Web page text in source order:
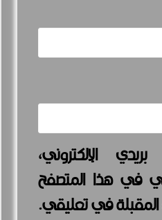
الإلكتروني،
في هذا المتصفح
المقبلة في تعليقي.